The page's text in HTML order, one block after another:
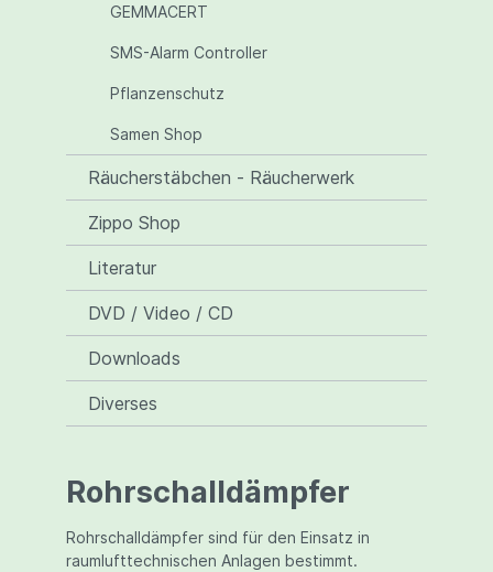
GEMMACERT
SMS-Alarm Controller
Pflanzenschutz
Samen Shop
Räucherstäbchen - Räucherwerk
Zippo Shop
Literatur
DVD / Video / CD
Downloads
Diverses
Rohrschalldämpfer
Rohrschalldämpfer sind für den Einsatz in
raumlufttechnischen Anlagen bestimmt.